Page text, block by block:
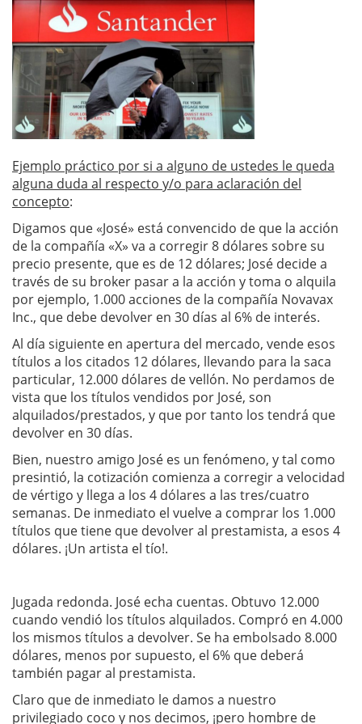
Ejemplo práctico por si a alguno de ustedes le queda
alguna duda al respecto y/o para aclaración del
concepto:
Digamos que «José» está convencido de que la acción
de la compañía «X» va a corregir 8 dólares sobre su
precio presente, que es de 12 dólares; José decide a
través de su broker pasar a la acción y toma o alquila
por ejemplo, 1.000 acciones de la compañía Novavax
Inc., que debe devolver en 30 días al 6% de interés.
Al día siguiente en apertura del mercado, vende esos
títulos a los citados 12 dólares, llevando para la saca
particular, 12.000 dólares de vellón. No perdamos de
vista que los títulos vendidos por José, son
alquilados/prestados, y que por tanto los tendrá que
devolver en 30 días.
Bien, nuestro amigo José es un fenómeno, y tal como
presintió, la cotización comienza a corregir a velocidad
de vértigo y llega a los 4 dólares a las tres/cuatro
semanas. De inmediato el vuelve a comprar los 1.000
títulos que tiene que devolver al prestamista, a esos 4
dólares. ¡Un artista el tío!.
Jugada redonda. José echa cuentas. Obtuvo 12.000
cuando vendió los títulos alquilados. Compró en 4.000
los mismos títulos a devolver. Se ha embolsado 8.000
dólares, menos por supuesto, el 6% que deberá
también pagar al prestamista.
Claro que de inmediato le damos a nuestro
privilegiado coco y nos decimos, ¡pero hombre de